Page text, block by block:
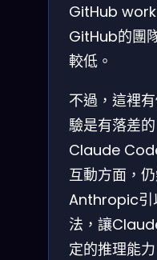
GitHub
GitHub的團
較低。
不過，這裡
驗是有落差
Claude
互動方面，
Anthropic引
法，讓
定的推理能